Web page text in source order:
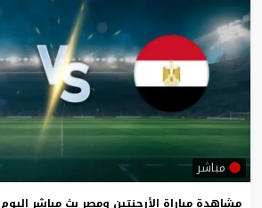
مباشر
مشاهدة مباراة الأرجنتين ومصر بث مباشر اليوم